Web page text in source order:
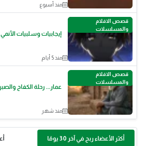
منذ أسبوع
قصص الافلام
والمسلسلات
إيجابيات وسلبيات الأنمي
منذ 5 أيام
قصص الافلام
والمسلسلات
عمار... رحلة الكفاح والصبر
منذ شهر
أكثر الأعضاء ربح في آخر 30 يومًا